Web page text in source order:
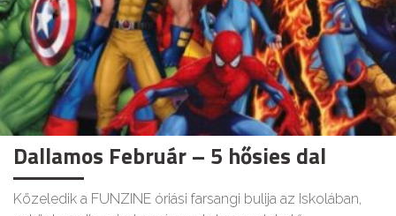
Dallamos Február – 5 hősies dal
Közeledik a FUNZINE óriási farsangi bulija az Iskolában,